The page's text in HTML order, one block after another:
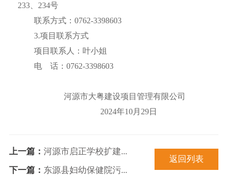
233、234号
联系方式： 0762-3398603
3.项目联系方式
项目联系人：叶小姐
电 话：0762-3398603
河源市大粤建设项目管理有限公司
2024年10月 29日
上一篇： 河源市启正学校扩建...
下一篇： 东源县妇幼保健院污...
返回列表